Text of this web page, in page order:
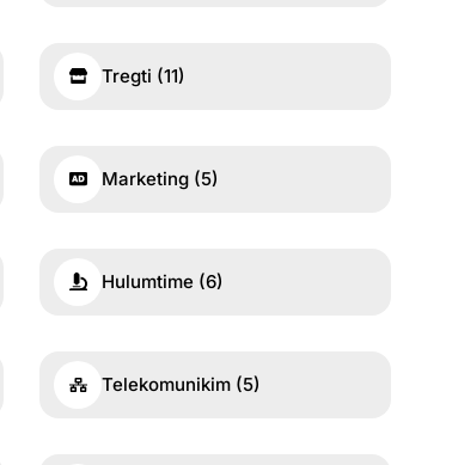
Tregti (11)
Marketing (5)
Hulumtime (6)
Telekomunikim (5)